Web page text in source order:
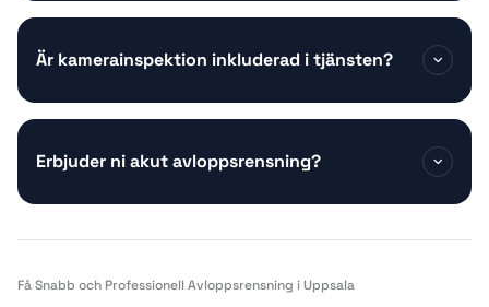
Är kamerainspektion inkluderad i tjänsten?
Erbjuder ni akut avloppsrensning?
Få Snabb och Professionell Avloppsrensning i Uppsala